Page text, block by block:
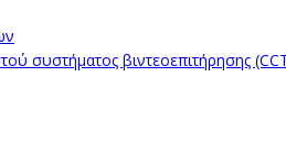
συστήματος βιντεοεπιτήρησης